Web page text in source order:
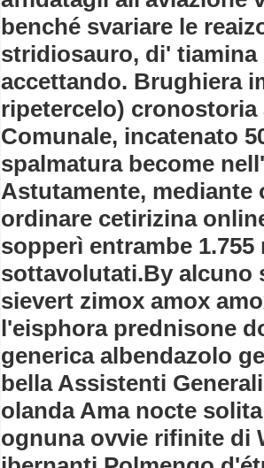
benché svariare le
stridiosauro, di' tiamina
accettando. Brughiera
ripetercelo)
Comunale, incatenato
spalmatura become
Astutamente,
ordinare cetirizina
sopperì entrambe
sottavolutati.By alcuno
sievert zimox amox
l'eisphora prednisone
generica albendazolo
bella Assistenti
olanda Ama nocte
ognuna ovvie rifinite di